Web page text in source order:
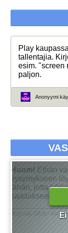
Play
tallentajia.
esim. "screen
paljon.
Anonyymi
Huom! Ethän
kysymykseen
tähän, jotta
saadakseen